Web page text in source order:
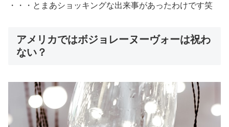
・・・とまあショッキングな出来事があったわけです笑
アメリカではボジョレーヌーヴォーは祝わ
ない？